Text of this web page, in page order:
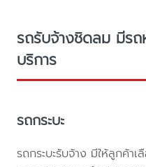
รถรับจ้างชิดลม มีรถ
บริการ
รถกระบะ
รถกระบะรับจ้าง มีให้ลูกค้า